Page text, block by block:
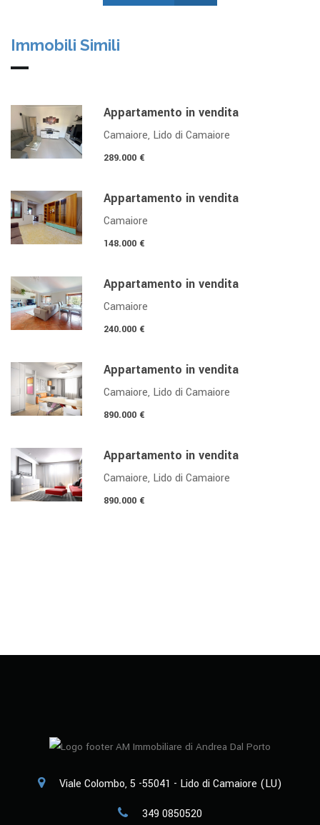
Immobili Simili
Appartamento in vendita
Camaiore, Lido di Camaiore
289.000 €
Appartamento in vendita
Camaiore
148.000 €
Appartamento in vendita
Camaiore
240.000 €
Appartamento in vendita
Camaiore, Lido di Camaiore
890.000 €
Appartamento in vendita
Camaiore, Lido di Camaiore
890.000 €
Viale Colombo, 5 -55041 - Lido di Camaiore (LU)
349 0850520